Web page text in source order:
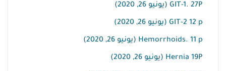
GIT-1. 27P (يونيو 26, 2020)
GIT-2 12 p (يونيو 26, 2020)
Hemorrhoids. 11 p (يونيو 26, 2020)
Hernia 19P (يونيو 26, 2020)